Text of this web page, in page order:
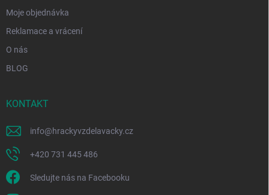
Moje objednávka
Reklamace a vrácení
O nás
BLOG
KONTAKT
info@hrackyvzdelavacky.cz
+420 731 445 486
Sledujte nás na Facebooku